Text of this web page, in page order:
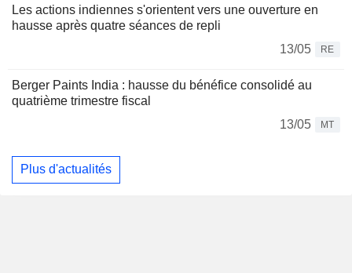
Les actions indiennes s'orientent vers une ouverture en
hausse après quatre séances de repli
13/05
RE
Berger Paints India : hausse du bénéfice consolidé au
quatrième trimestre fiscal
13/05
MT
Plus d'actualités